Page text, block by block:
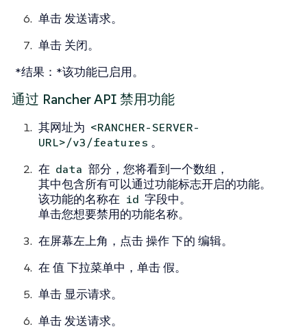
单击发送请求。
单击 关闭。
*结果：*该功能已启用。
通过 Rancher API 禁用功能
其网址为 <RANCHER-SERVER-
URL>/v3/features 。
在 data 部分，您将看到一个数组，
其中包含所有可以通过功能标志开启的功能。
该功能的名称在 id 字段中。
单击您想要禁用的功能名称。
在屏幕左上角，点击操作下的 编辑。
在 值 下拉菜单中，单击假。
单击 显示请求。
单击发送请求。